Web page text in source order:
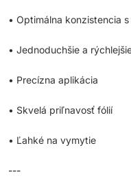
• Optimálna konzistencia
• Jednoduchšie a
• Precízna aplikácia
• Skvelá priľnavosť fólií
• Ľahké na vymytie
---